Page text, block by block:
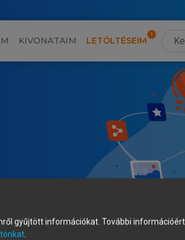
KIVONATAIM LETÖLTÉSEIM
gyűjtött információkat. További